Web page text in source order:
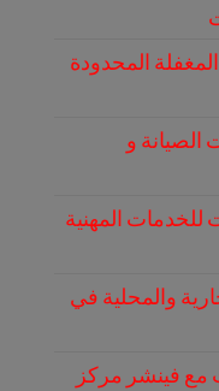
المحدودة
الصيانة و
للخدمات المهنية
والمحلية في
مع فينشر مركز